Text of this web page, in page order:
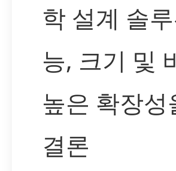
학 설계 솔
능, 크기 및
높은 확장
결론